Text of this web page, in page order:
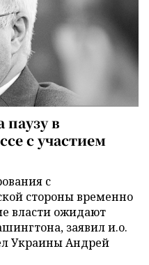
в
с участием
с
стороны временно
власти ожидают
заявил и.о.
Украины Андрей